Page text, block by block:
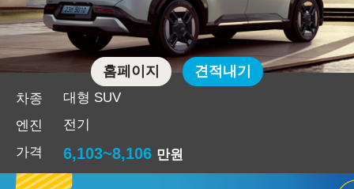
차종
대형 SUV
엔진
전기
가격
6,103~8,106 만원
홈페이지 견적내기